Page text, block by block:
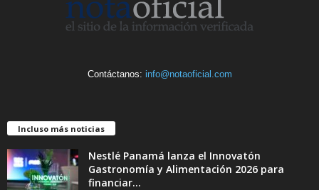
Contáctanos: info@notaoficial.com
Incluso más noticias
Nestlé Panamá lanza el Innovatón
Gastronomía y Alimentación 2026 para
financiar...